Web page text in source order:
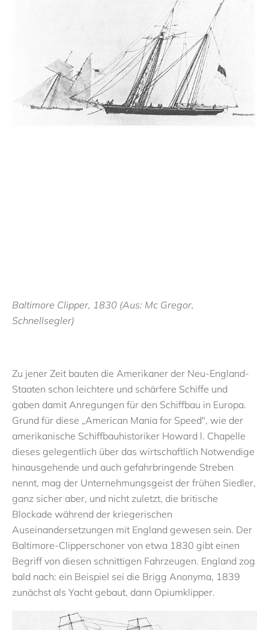
Baltimore Clipper, 1830 (Aus: Mc Gregor,
Schnellsegler)
Zu jener Zeit bauten die Amerikaner der Neu-England-
Staaten schon leichtere und schärfere Schiffe und
gaben damit Anregungen für den Schiffbau in Europa.
Grund für diese „American Mania for Speed", wie der
amerikanische Schiffbauhistoriker Howard l. Chapelle
dieses gelegentlich über das wirtschaftlich Notwendige
hinausgehende und auch gefahrbringende Streben
nennt, mag der Unternehmungsgeist der frühen Siedler,
ganz sicher aber, und nicht zuletzt, die britische
Blockade während der kriegerischen
Auseinandersetzungen mit England gewesen sein. Der
Baltimore-Clipperschoner von etwa 1830 gibt einen
Begriff von diesen schnittigen Fahrzeugen. England zog
bald nach: ein Beispiel sei die Brigg Anonyma, 1839
zunächst als Yacht gebaut, dann Opiumklipper.